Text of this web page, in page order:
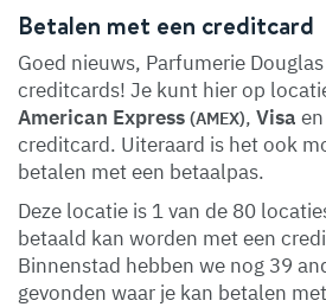
Betalen met een creditcard
Goed nieuws, Parfumerie
creditcards! Je kunt hier op
American Express (AMEX), Visa en
creditcard. Uiteraard is het ook
betalen met een betaalpas.
Deze locatie is 1 van de 80
betaald kan worden met een
Binnenstad hebben we nog 39
gevonden waar je kan betalen